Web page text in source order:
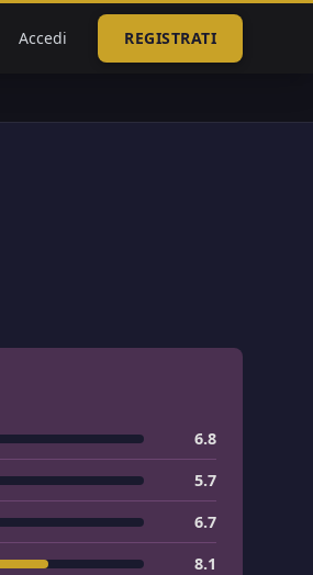
Accedi REGISTRATI
6.8
5.7
6.7
8.1